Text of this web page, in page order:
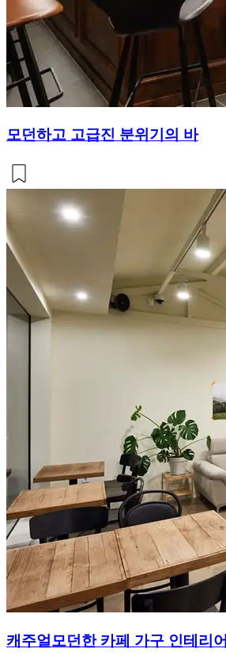
모던하고 고급진 분위기의 바
캐주얼모던한 카페 가구 인테리어